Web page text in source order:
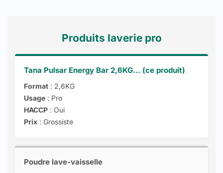
Produits laverie pro
Tana Pulsar Energy Bar 2,6KG... (ce produit)
Format : 2,6KG
Usage : Pro
HACCP : Oui
Prix : Grossiste
Poudre lave-vaisselle